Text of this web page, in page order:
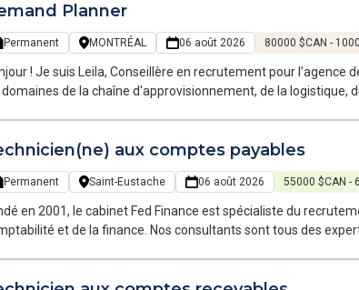
Planner
Permanent MONTRÉAL 06 août 2026 80000 $CAN -
! Je suis Leila, Conseillère en recrutement pour l’agence
domaines de la chaîne d'approvisionnement, de la logistique,
aux comptes payables
Permanent Saint-Eustache 06 août 2026 55000 $CAN -
en 2001, le cabinet Fed Finance est spécialiste du
et de la finance. Nos consultants sont tous des